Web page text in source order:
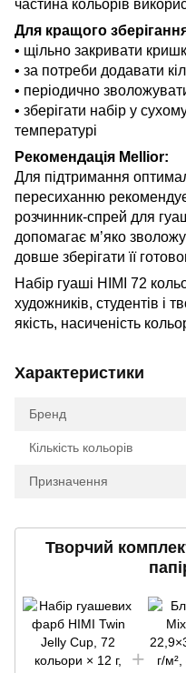
частина кольорів
Для кращого
• щільно закривати
• за потреби додавати
• періодично
• зберігати набір у
температурі
Рекомендація Mellior:
Для підтримання
пересиханню
розчинник-спрей для
допомагає м’яко
довше зберігати її
Набір гуаші HIMI 72
художників, студентів і
якість, насиченість
Характеристики
Бренд
Кількість кольорів
Призначення
Творчий